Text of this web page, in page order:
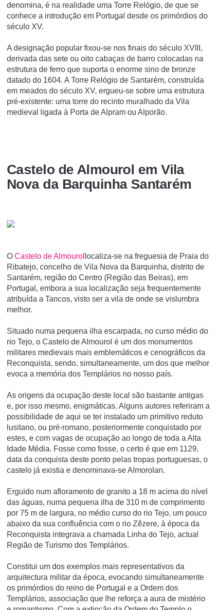
denomina, é na realidade uma Torre Relógio, de que se
conhece a introdução em Portugal desde os primórdios do
século XV.
A designação popular fixou-se nos finais do século XVIII,
derivada das sete ou oito cabaças de barro colocadas na
estrutura de ferro que suporta o enorme sino de bronze
datado do 1604. A Torre Relógio de Santarém, construída
em meados do século XV, ergueu-se sobre uma estrutura
pré-existente: uma torre do recinto muralhado da Vila
medieval ligada à Porta de Alpram ou Alporão.
Castelo de Almourol em Vila
Nova da Barquinha Santarém
O Castelo de Almourol localiza-se na freguesia de Praia do
Ribatejo, concelho de Vila Nova da Barquinha, distrito de
Santarém, região do Centro (Região das Beiras), em
Portugal, embora a sua localização seja frequentemente
atribuí­da a Tancos, visto ser a vila de onde se vislumbra
melhor.
Situado numa pequena ilha escarpada, no curso médio do
rio Tejo, o Castelo de Almourol é um dos monumentos
militares medievais mais emblemáticos e cenográficos da
Reconquista, sendo, simultaneamente, um dos que melhor
evoca a memória dos Templários no nosso país.
As origens da ocupação deste local são bastante antigas
e, por isso mesmo, enigmáticas. Alguns autores referiram a
possibilidade de aqui se ter instalado um primitivo reduto
lusitano, ou pré-romano, posteriormente conquistado por
estes, e com vagas de ocupação ao longo de toda a Alta
Idade Média. Fosse como fosse, o certo é que em 1129,
data da conquista deste ponto pelas tropas portuguesas, o
castelo já existia e denominava-se Almorolan.
Erguido num afloramento de granito a 18 m acima do ní­vel
das águas, numa pequena ilha de 310 m de comprimento
por 75 m de largura, no médio curso do rio Tejo, um pouco
abaixo da sua confluência com o rio Zêzere, à época da
Reconquista integrava a chamada Linha do Tejo, actual
Região de Turismo dos Templários.
Constitui um dos exemplos mais representativos da
arquitectura militar da época, evocando simultaneamente
os primórdios do reino de Portugal e a Ordem dos
Templários, associação que lhe reforça a aura de mistério